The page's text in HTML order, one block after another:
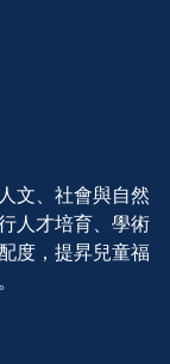
文、社會與自然
人才培育、學術
度，提昇兒童福